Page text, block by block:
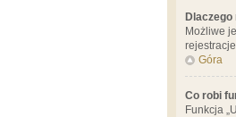
Możliwe
Góra
Co robi
Funkcja